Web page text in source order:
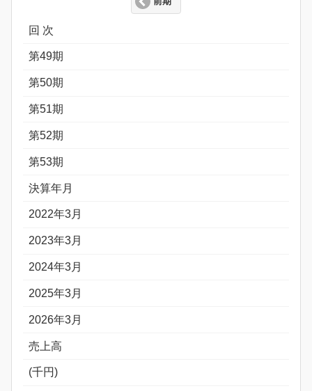
回 次
第49期
第50期
第51期
第52期
第53期
決算年月
2022年3月
2023年3月
2024年3月
2025年3月
2026年3月
売上高
(千円)